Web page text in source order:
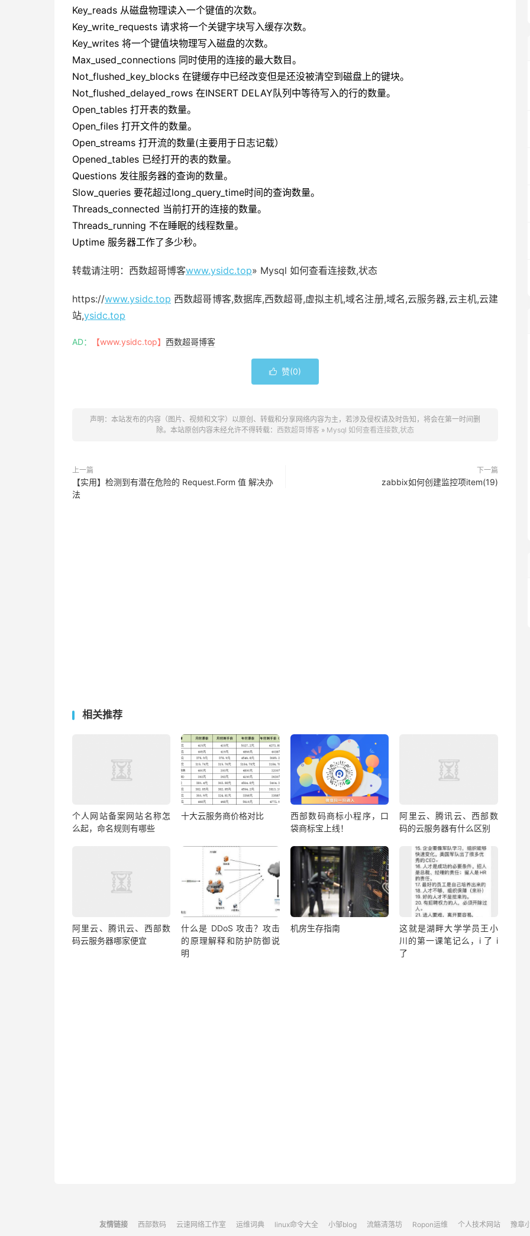
Key_reads 从磁盘物理读入一个键值的次数。
Key_write_requests 请求将一个关键字块写入缓存次数。
Key_writes 将一个键值块物理写入磁盘的次数。
Max_used_connections 同时使用的连接的最大数目。
Not_flushed_key_blocks 在键缓存中已经改变但是还没被清空到磁盘上的键块。
Not_flushed_delayed_rows 在INSERT DELAY队列中等待写入的行的数量。
Open_tables 打开表的数量。
Open_files 打开文件的数量。
Open_streams 打开流的数量(主要用于日志记载）
Opened_tables 已经打开的表的数量。
Questions 发往服务器的查询的数量。
Slow_queries 要花超过long_query_time时间的查询数量。
Threads_connected 当前打开的连接的数量。
Threads_running 不在睡眠的线程数量。
Uptime 服务器工作了多少秒。
转载请注明：西数超哥博客www.ysidc.top» Mysql 如何查看连接数,状态
https://www.ysidc.top 西数超哥博客,数据库,西数超哥,虚拟主机,域名注册,域名,云服务器,云主机,云建
站,ysidc.top
AD： 【www.ysidc.top】 西数超哥博客
 赞(0)
声明：本站发布的内容（图片、视频和文字）以原创、转载和分享网络内容为主，若涉及侵权请及时告知，将会在第一时间删
除。本站原创内容未经允许不得转载： 西数超哥博客 » Mysql 如何查看连接数,状态
上一篇
【实用】检测到有潜在危险的 Request.Form 值 解决办
法
下一篇
zabbix如何创建监控项item(19)
相关推荐
个人网站备案网站名称怎
么起，命名规则有哪些
十大云服务商价格对比
西部数码商标小程序，口
袋商标宝上线！
阿里云、腾讯云、西部数
码的云服务器有什么区别
阿里云、腾讯云、西部数
码云服务器哪家便宜
什么是 DDoS 攻击？攻击
的原理解释和防护防御说
明
机房生存指南
这就是湖畔大学学员王小
川的第一课笔记么，i 了 i
了
友情链接 西部数码 云速网络工作室 运维词典 linux命令大全 小邹blog 流觞清落坊 Ropon运维 个人技术网站 豫章